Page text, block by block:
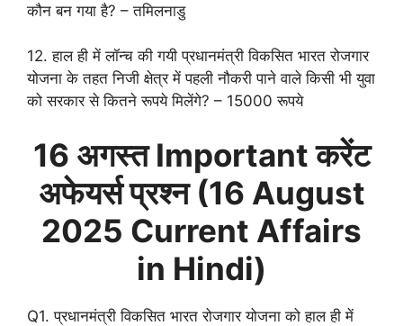
कौन बन गया है? – तमिलनाडु
12. हाल ही में लॉन्च की गयी प्रधानमंत्री विकसित भारत रोजगार
योजना के तहत निजी क्षेत्र में पहली नौकरी पाने वाले किसी भी युवा
को सरकार से कितने रूपये मिलेंगे? – 15000 रूपये
16 अगस्त Important करेंट
अफेयर्स प्रश्न (16 August
2025 Current Affairs
in Hindi)
Q1. प्रधानमंत्री विकसित भारत रोजगार योजना को हाल ही में